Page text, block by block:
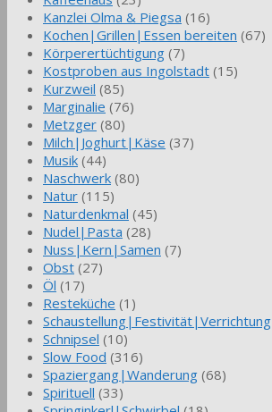
Kanzlei Olma & Piegsa (16)
Kochen|Grillen|Essen bereiten (67)
Körperertüchtigung (7)
Kostproben aus Ingolstadt (15)
Kurzweil (85)
Marginalie (76)
Metzger (80)
Milch|Joghurt|Käse (37)
Musik (44)
Naschwerk (80)
Natur (115)
Naturdenkmal (45)
Nudel|Pasta (28)
Nuss|Kern|Samen (7)
Obst (27)
Öl (17)
Resteküche (1)
Schaustellung|Festivität|Verrichtung
Schnipsel (10)
Slow Food (316)
Spaziergang|Wanderung (68)
Spirituell (33)